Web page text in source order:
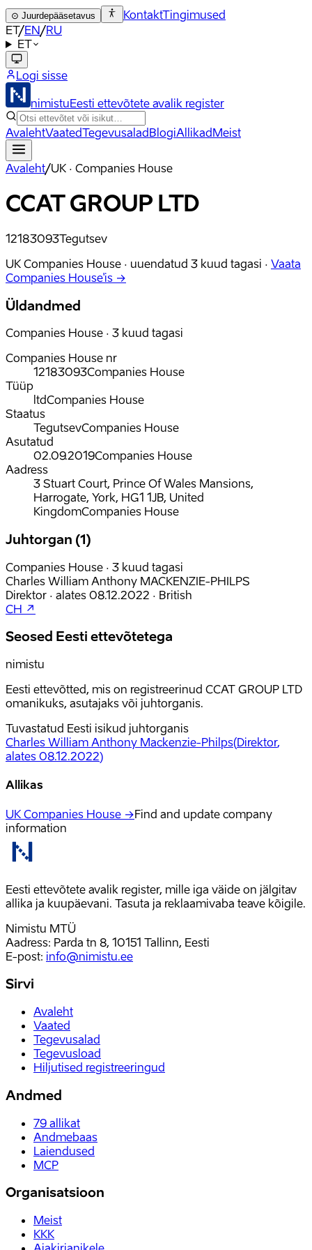
⊙ Juurdepääsetavus KontaktTingimused
ET/EN/RU
ET
Logi sisse
nimistuEesti ettevõtete avalik register
AvalehtVaatedTegevusaladBlogiAllikadMeist
Avaleht/UK · Companies House
CCAT GROUP LTD
12183093Tegutsev
UK Companies House · uuendatud 3 kuud tagasi · Vaata
Companies House'is →
Üldandmed
Companies House · 3 kuud tagasi
Companies House nr
12183093Companies House
Tüüp
ltdCompanies House
Staatus
TegutsevCompanies House
Asutatud
02.09.2019Companies House
Aadress
3 Stuart Court, Prince Of Wales Mansions,
Harrogate, York, HG1 1JB, United
KingdomCompanies House
Juhtorgan (1)
Companies House · 3 kuud tagasi
Charles William Anthony MACKENZIE-PHILPS
Direktor · alates 08.12.2022 · British
CH ↗
Seosed Eesti ettevõtetega
nimistu
Eesti ettevõtted, mis on registreerinud CCAT GROUP LTD
omanikuks, asutajaks või juhtorganis.
Tuvastatud Eesti isikud juhtorganis
Charles William Anthony Mackenzie-Philps(Direktor,
alates 08.12.2022)
Allikas
UK Companies House →Find and update company
information
Eesti ettevõtete avalik register, mille iga väide on jälgitav
allika ja kuupäevani. Tasuta ja reklaamivaba teave kõigile.
Nimistu MTÜ
Aadress: Parda tn 8, 10151 Tallinn, Eesti
E-post: info@nimistu.ee
Sirvi
Avaleht
Vaated
Tegevusalad
Tegevusload
Hiljutised registreeringud
Andmed
79 allikat
Andmebaas
Laiendused
MCP
Organisatsioon
Meist
KKK